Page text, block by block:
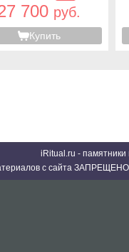
700 руб.
Купить
iRitual.ru -
с сайта